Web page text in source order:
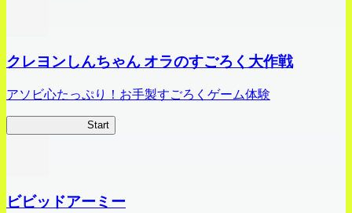
クレヨンしんちゃん オラのすごろく大作戦
アソビ心たっぷり！お手製すごろくゲーム体験
Start
ビビッドアーミー